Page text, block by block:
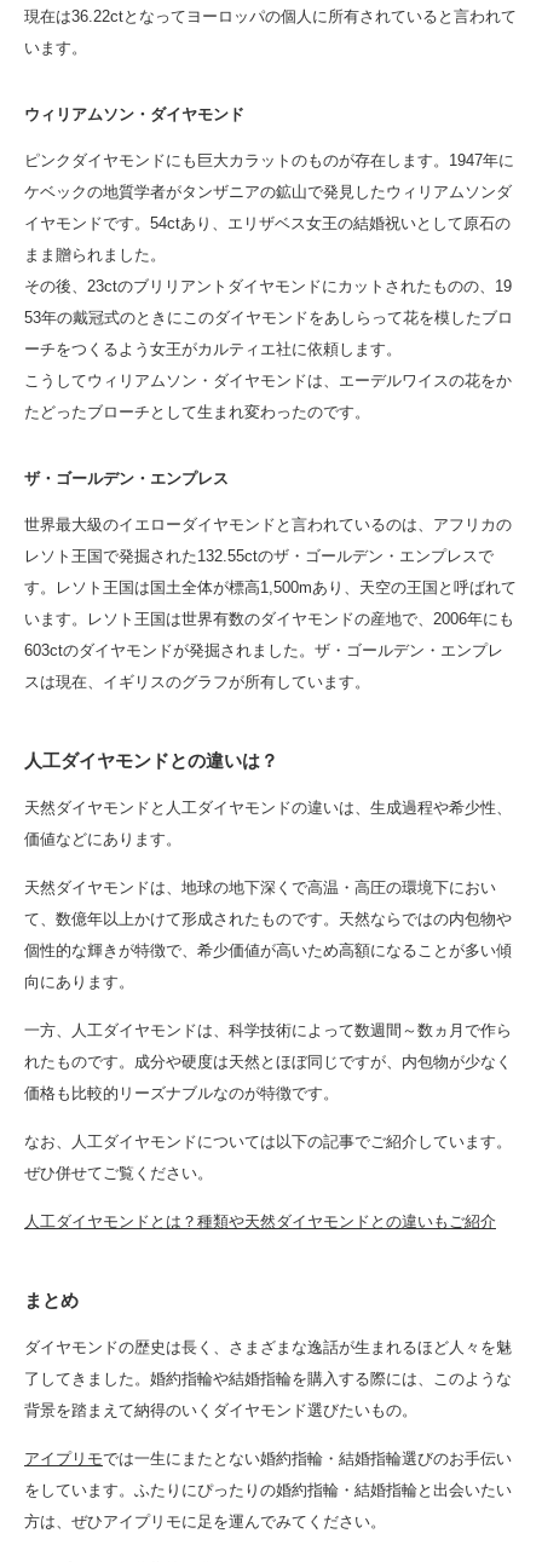
現在は36.22ctとなってヨーロッパの個人に所有されていると言われて
います。
ウィリアムソン・ダイヤモンド
ピンクダイヤモンドにも巨大カラットのものが存在します。1947年に
ケベックの地質学者がタンザニアの鉱山で発見したウィリアムソンダ
イヤモンドです。54ctあり、エリザベス女王の結婚祝いとして原石の
まま贈られました。
その後、23ctのブリリアントダイヤモンドにカットされたものの、19
53年の戴冠式のときにこのダイヤモンドをあしらって花を模したブロ
ーチをつくるよう女王がカルティエ社に依頼します。
こうしてウィリアムソン・ダイヤモンドは、エーデルワイスの花をか
たどったブローチとして生まれ変わったのです。
ザ・ゴールデン・エンプレス
世界最大級のイエローダイヤモンドと言われているのは、アフリカの
レソト王国で発掘された132.55ctのザ・ゴールデン・エンプレスで
す。レソト王国は国土全体が標高1,500mあり、天空の王国と呼ばれて
います。レソト王国は世界有数のダイヤモンドの産地で、2006年にも
603ctのダイヤモンドが発掘されました。ザ・ゴールデン・エンプレ
スは現在、イギリスのグラフが所有しています。
人工ダイヤモンドとの違いは？
天然ダイヤモンドと人工ダイヤモンドの違いは、生成過程や希少性、
価値などにあります。
天然ダイヤモンドは、地球の地下深くで高温・高圧の環境下におい
て、数億年以上かけて形成されたものです。天然ならではの内包物や
個性的な輝きが特徴で、希少価値が高いため高額になることが多い傾
向にあります。
一方、人工ダイヤモンドは、科学技術によって数週間～数ヵ月で作ら
れたものです。成分や硬度は天然とほぼ同じですが、内包物が少なく
価格も比較的リーズナブルなのが特徴です。
なお、人工ダイヤモンドについては以下の記事でご紹介しています。
ぜひ併せてご覧ください。
人工ダイヤモンドとは？種類や天然ダイヤモンドとの違いもご紹介
まとめ
ダイヤモンドの歴史は長く、さまざまな逸話が生まれるほど人々を魅
了してきました。婚約指輪や結婚指輪を購入する際には、このような
背景を踏まえて納得のいくダイヤモンド選びたいもの。
アイプリモでは一生にまたとない婚約指輪・結婚指輪選びのお手伝い
をしています。ふたりにぴったりの婚約指輪・結婚指輪と出会いたい
方は、ぜひアイプリモに足を運んでみてください。